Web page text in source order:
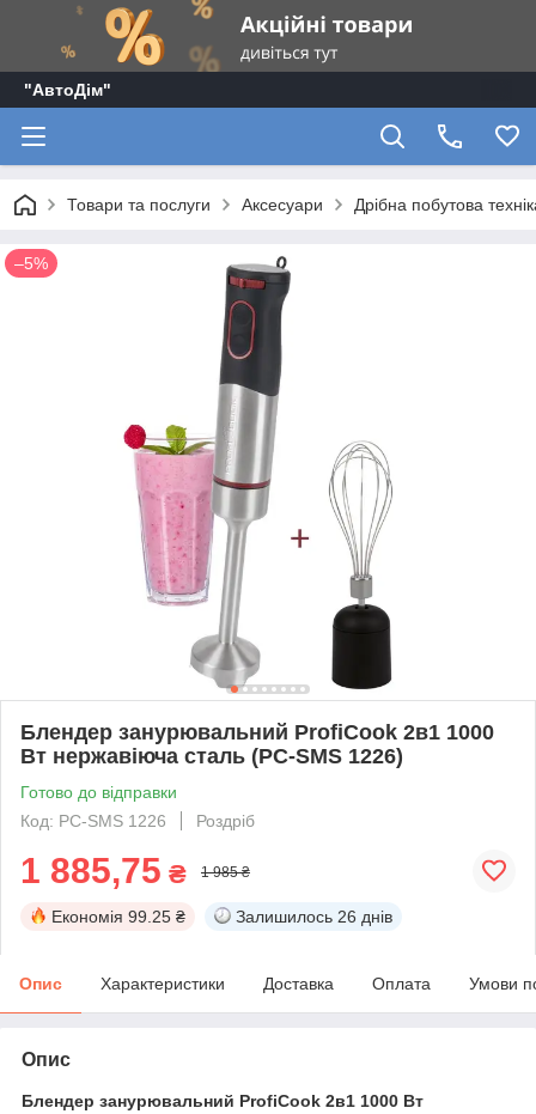
"АвтоДім"
Товари та послуги Аксесуари Дрібна побутова
–5%
Блендер занурювальний ProfiCook 2в1 1000
Вт нержавіюча сталь (PC-SMS 1226)
Готово до відправки
Код: PC-SMS 1226
Роздріб
1 885,75 ₴ 1 985 ₴
Економія 99.25 ₴ Залишилось 26 днів
Опис Характеристики Доставка Оплата Умови
Опис
Блендер занурювальний ProfiCook 2в1 1000 Вт